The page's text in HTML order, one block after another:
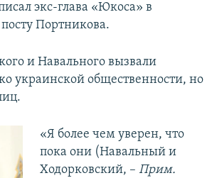
экс-глава «Юкоса» в
Портникова.
и Навального вызвали
украинской общественности, но
«Я более чем уверен, что
пока они (Навальный и
Ходорковский, – Прим.